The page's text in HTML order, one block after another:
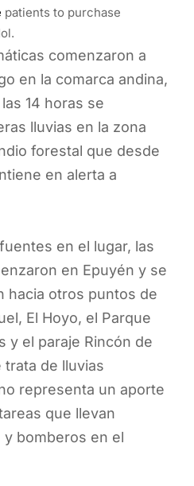
patients to purchase
comenzaron a
en la comarca andina,
14 horas se
lluvias en la zona
forestal que desde
en alerta a
en el lugar, las
en Epuyén y se
hacia otros puntos de
El Hoyo, el Parque
y el paraje Rincón de
trata de lluvias
representa un aporte
que llevan
bomberos en el